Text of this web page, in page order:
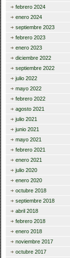
febrero 2024
enero 2024
septiembre 2023
febrero 2023
enero 2023
diciembre 2022
septiembre 2022
julio 2022
mayo 2022
febrero 2022
agosto 2021
julio 2021
junio 2021
mayo 2021
febrero 2021
enero 2021
julio 2020
enero 2020
octubre 2018
septiembre 2018
abril 2018
febrero 2018
enero 2018
noviembre 2017
octubre 2017